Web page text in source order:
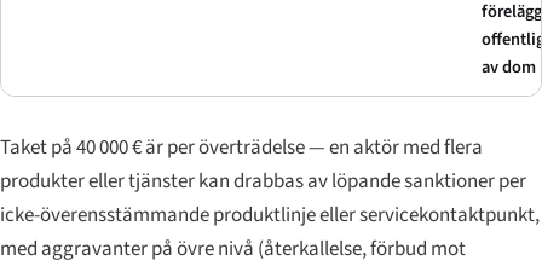
av dom
Taket på 40 000 € är per överträdelse — en aktör med flera
produkter eller tjänster kan drabbas av löpande sanktioner per
icke-överensstämmande produktlinje eller servicekontaktpunkt,
med aggravanter på övre nivå (återkallelse, förbud mot